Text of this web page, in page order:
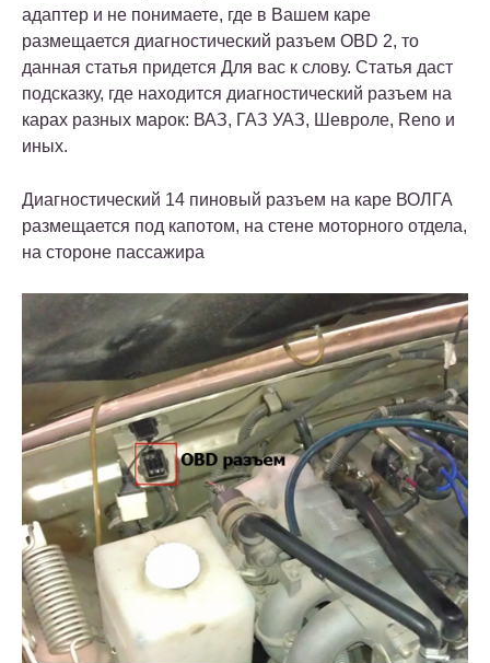
адаптер и не понимаете, где в Вашем каре
размещается диагностический разъем OBD 2, то
данная статья придется Для вас к слову. Статья даст
подсказку, где находится диагностический разъем на
карах разных марок: ВАЗ, ГАЗ УАЗ, Шевроле, Reno и
иных.
Диагностический 14 пиновый разъем на каре ВОЛГА
размещается под капотом, на стене моторного отдела,
на стороне пассажира